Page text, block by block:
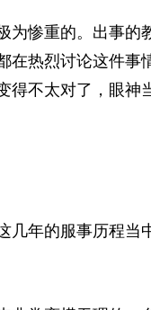
为惨重的。出事
在热烈讨论这件
得不太对了，眼
几年的服事历程